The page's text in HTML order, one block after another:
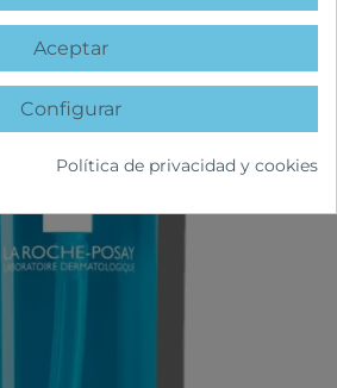
Aceptar
Configurar
Política de privacidad y cookies